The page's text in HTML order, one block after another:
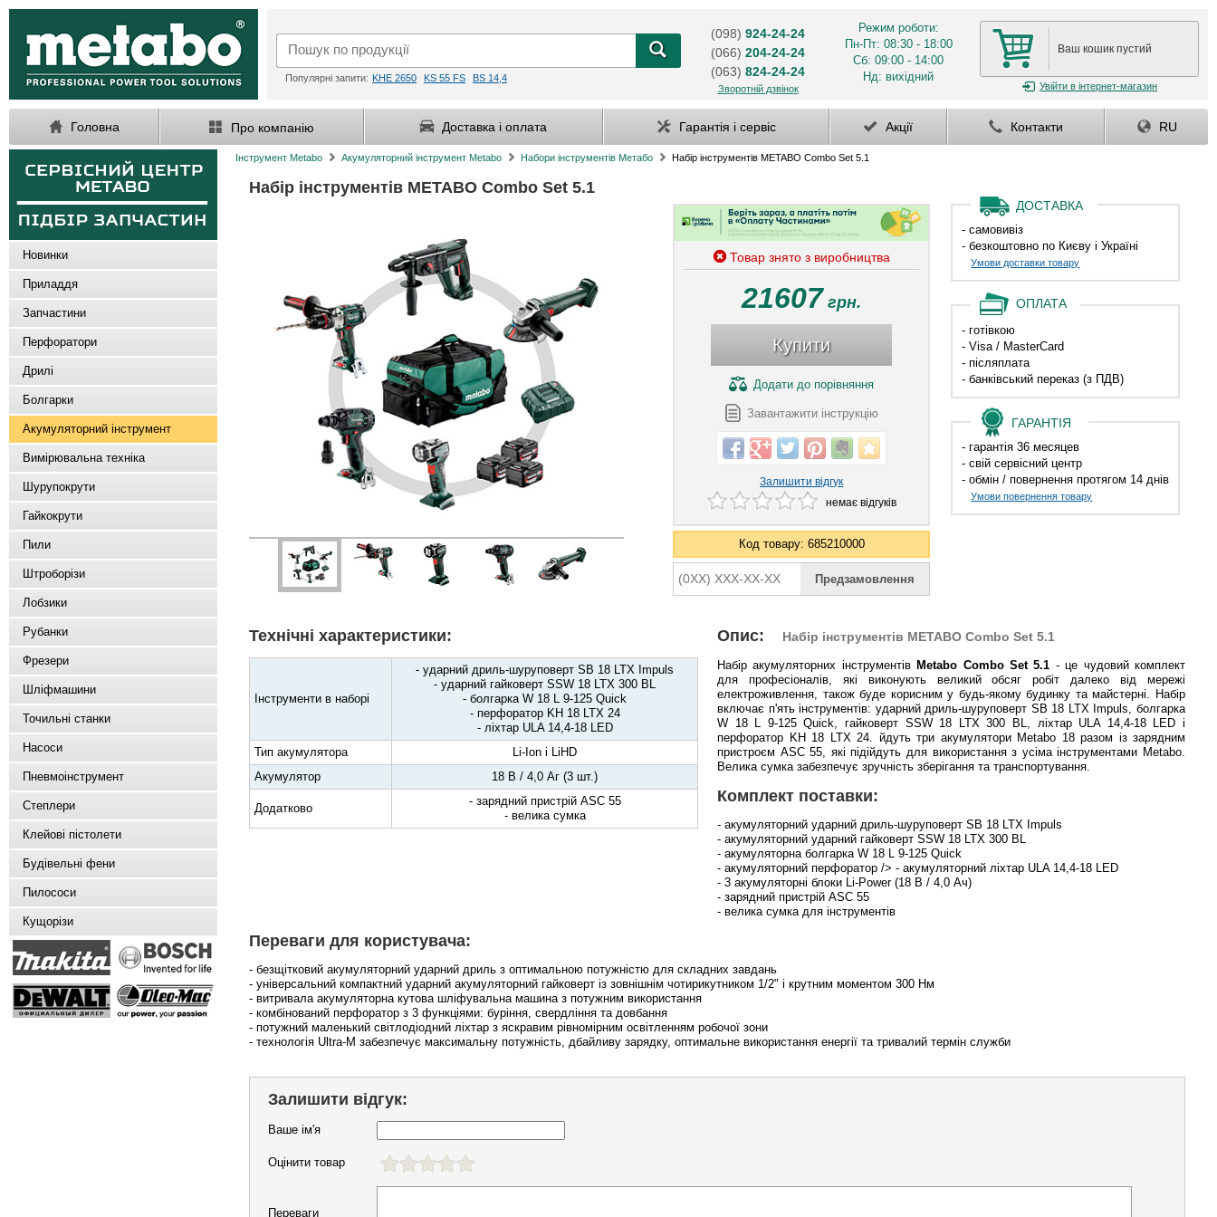
Популярні запити: KHE 2650 KS 55 FS BS 14,4
(098) 924-24-24
(066) 204-24-24
(063) 824-24-24
Зворотній дзвінок
Режим роботи:
Пн-Пт: 08:30 - 18:00
Сб: 09:00 - 14:00
Нд: вихідний
Ваш кошик пустий
Увійти в інтернет-магазин
Головна Про компанію Доставка і оплата Гарантія і сервіс Акції Контакти RU
Новинки
Приладдя
Запчастини
Перфоратори
Дрилі
Болгарки
Акумуляторний інструмент
Вимірювальна техніка
Шурупокрути
Гайкокрути
Пили
Штроборізи
Лобзики
Рубанки
Фрезери
Шліфмашини
Точильні станки
Насоси
Пневмоінструмент
Степлери
Клейові пістолети
Будівельні фени
Пилососи
Кущорізи
Інструмент Metabo Акумуляторний інструмент Metabo Набори інструментів Метабо Набір інструментів METABO Combo Set 5.1
Набір інструментів METABO Combo Set 5.1
Товар знято з виробництва
21607 грн.
Купити
Додати до порівняння
Завантажити інструкцію
Залишити відгук
немає відгуків
Код товару: 685210000
ДОСТАВКА
- самовивіз
- безкоштовно по Києву і Україні
Умови доставки товару
ОПЛАТА
- готівкою
- Visa / MasterCard
- післяплата
- банківський переказ (з ПДВ)
ГАРАНТІЯ
- гарантія 36 месяцев
- свій сервісний центр
- обмін / повернення протягом 14 днів
Умови повернення товару
Технічні характеристики:
Інструменти в наборі
- ударний дриль-шуруповерт SB 18 LTX Impuls
- ударний гайковерт SSW 18 LTX 300 BL
- болгарка W 18 L 9-125 Quick
- перфоратор KH 18 LTX 24
- ліхтар ULA 14,4-18 LED
Тип акумулятора
Li-Ion і LiHD
Акумулятор
18 В / 4,0 Аг (3 шт.)
Додатково
- зарядний пристрій АSC 55
- велика сумка
Опис: Набір інструментів METABO Combo Set 5.1
Набір акумуляторних інструментів Metabo Combo Set 5.1 - це чудовий комплект
для професіоналів, які виконують великий обсяг робіт далеко від мережі
електроживлення, також буде корисним у будь-якому будинку та майстерні. Набір
включає п'ять інструментів: ударний дриль-шуруповерт SB 18 LTX Impuls, болгарка
W 18 L 9-125 Quick, гайковерт SSW 18 LTX 300 BL, ліхтар ULA 14,4-18 LED і
перфоратор KH 18 LTX 24. йдуть три акумулятори Metabo 18 разом із зарядним
пристроєм ASC 55, які підійдуть для використання з усіма інструментами Metabo.
Велика сумка забезпечує зручність зберігання та транспортування.
Комплект поставки:
- акумуляторний ударний дриль-шуруповерт SB 18 LTX Impuls
- акумуляторний ударний гайковерт SSW 18 LTX 300 BL
- акумуляторна болгарка W 18 L 9-125 Quick
- акумуляторний перфоратор /> - акумуляторний ліхтар ULA 14,4-18 LED
- 3 акумуляторні блоки Li-Power (18 В / 4,0 Aч)
- зарядний пристрій ASC 55
- велика сумка для інструментів
Переваги для користувача:
- безщітковий акумуляторний ударний дриль з оптимальною потужністю для складних завдань
- універсальний компактний ударний акумуляторний гайковерт із зовнішнім чотирикутником 1/2" і крутним моментом 300 Нм
- витривала акумуляторна кутова шліфувальна машина з потужним використання
- комбінований перфоратор з 3 функціями: буріння, свердління та довбання
- потужний маленький світлодіодний ліхтар з яскравим рівномірним освітленням робочої зони
- технологія Ultra-M забезпечує максимальну потужність, дбайливу зарядку, оптимальне використання енергії та тривалий термін служби
Залишити відгук:
Ваше ім'я
Оцінити товар
Переваги